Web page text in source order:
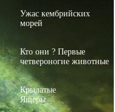
Ужас кембрийских
морей
Кто они ? Первые
четвероногие животные
Крылатые
Ящеры